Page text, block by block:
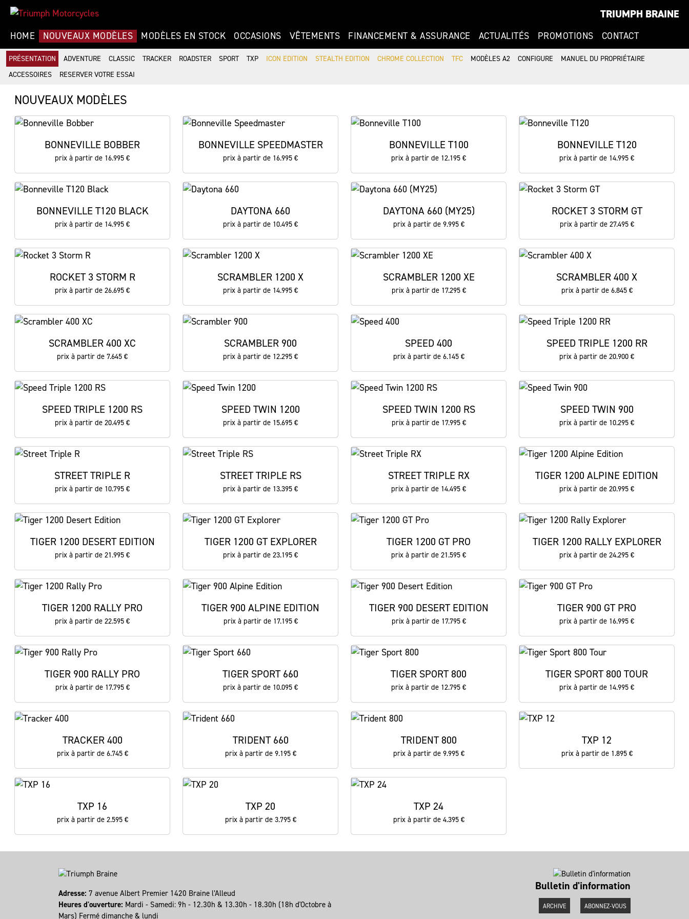
TRIUMPH BRAINE
HOME NOUVEAUX MODÈLES MODÈLES EN STOCK OCCASIONS VÊTEMENTS FINANCEMENT & ASSURANCE ACTUALITÉS PROMOTIONS CONTACT
PRÉSENTATION ADVENTURE CLASSIC TRACKER ROADSTER SPORT TXP ICON EDITION STEALTH EDITION CHROME COLLECTION TFC MODÈLES A2 CONFIGURE
MANUEL DU PROPRIÉTAIRE
ACCESSOIRES
RESERVER VOTRE ESSAI
NOUVEAUX MODÈLES
BONNEVILLE BOBBER
prix à partir de 16.995 €
BONNEVILLE SPEEDMASTER
prix à partir de 16.995 €
BONNEVILLE T100
prix à partir de 12.195 €
BONNEVILLE T120
prix à partir de 14.995 €
BONNEVILLE T120 BLACK
prix à partir de 14.995 €
DAYTONA 660
prix à partir de 10.495 €
DAYTONA 660 (MY25)
prix à partir de 9.995 €
ROCKET 3 STORM GT
prix à partir de 27.495 €
ROCKET 3 STORM R
prix à partir de 26.695 €
SCRAMBLER 1200 X
prix à partir de 14.995 €
SCRAMBLER 1200 XE
prix à partir de 17.295 €
SCRAMBLER 400 X
prix à partir de 6.845 €
SCRAMBLER 400 XC
prix à partir de 7.645 €
SCRAMBLER 900
prix à partir de 12.295 €
SPEED 400
prix à partir de 6.145 €
SPEED TRIPLE 1200 RR
prix à partir de 20.900 €
SPEED TRIPLE 1200 RS
prix à partir de 20.495 €
SPEED TWIN 1200
prix à partir de 15.695 €
SPEED TWIN 1200 RS
prix à partir de 17.995 €
SPEED TWIN 900
prix à partir de 10.295 €
STREET TRIPLE R
prix à partir de 10.795 €
STREET TRIPLE RS
prix à partir de 13.395 €
STREET TRIPLE RX
prix à partir de 14.495 €
TIGER 1200 ALPINE EDITION
prix à partir de 20.995 €
TIGER 1200 DESERT EDITION
prix à partir de 21.995 €
TIGER 1200 GT EXPLORER
prix à partir de 23.195 €
TIGER 1200 GT PRO
prix à partir de 21.595 €
TIGER 1200 RALLY EXPLORER
prix à partir de 24.295 €
TIGER 1200 RALLY PRO
prix à partir de 22.595 €
TIGER 900 ALPINE EDITION
prix à partir de 17.195 €
TIGER 900 DESERT EDITION
prix à partir de 17.795 €
TIGER 900 GT PRO
prix à partir de 16.995 €
TIGER 900 RALLY PRO
prix à partir de 17.795 €
TIGER SPORT 660
prix à partir de 10.095 €
TIGER SPORT 800
prix à partir de 12.795 €
TIGER SPORT 800 TOUR
prix à partir de 14.995 €
TRACKER 400
prix à partir de 6.745 €
TRIDENT 660
prix à partir de 9.195 €
TRIDENT 800
prix à partir de 9.995 €
TXP 12
prix à partir de 1.895 €
TXP 16
prix à partir de 2.595 €
TXP 20
prix à partir de 3.795 €
TXP 24
prix à partir de 4.395 €
Adresse: 7 avenue Albert Premier 1420 Braine l’Alleud
Heures d'ouverture: Mardi - Samedi: 9h - 12.30h & 13.30h - 18.30h (18h d'Octobre à
Mars) Fermé dimanche & lundi
Bulletin d'information
ARCHIVE ABONNEZ-VOUS